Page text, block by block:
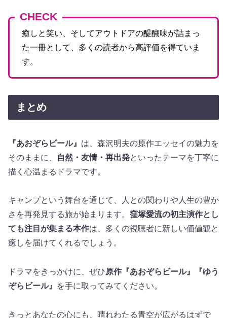
CHECK
癒しと笑い、そしてアウトドアの醍醐味が詰まっ
た一冊として、多くの読者から高評価を得ていま
す。
まとめ
『あおぞらビール』 は、森沢明夫の原作エッセイの魅力を
そのままに、
自然・友情・再出発といったテーマを丁寧に
描く心温まるドラマです。
キャンプという舞台を通じて、人との関わりや人生の豊か
さを再発見する旅が始まります。 窪塚愛流の初主演作とし
ても注目が集まる本作は、多くの視聴者に新しい価値観と
癒しを届けてくれるでしょう。
ドラマをきっかけに、ぜひ原作『あおぞらビール』『ゆう
ぞらビール』
を手に取ってみてください。
きっとあなたの心にも、晴れわたる青空が広がるはずで